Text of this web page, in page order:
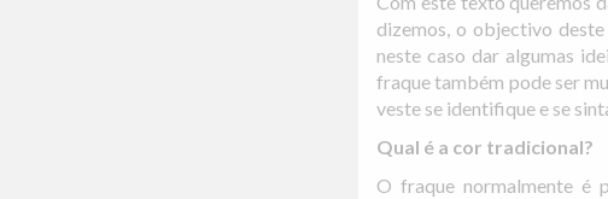
dizemos, o objectivo
neste caso dar algumas
fraque também pode ser
veste se identifique e se
Qual é a cor tradicional?
O fraque normalmente é